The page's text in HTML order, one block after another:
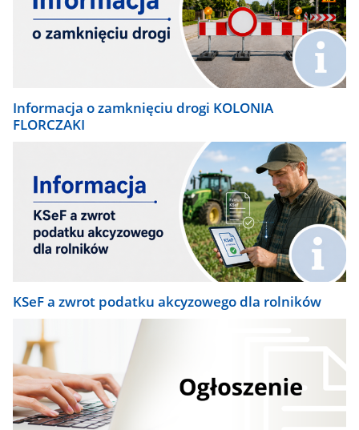
Informacja o zamknięciu drogi KOLONIA
FLORCZAKI
KSeF a zwrot podatku akcyzowego dla rolników